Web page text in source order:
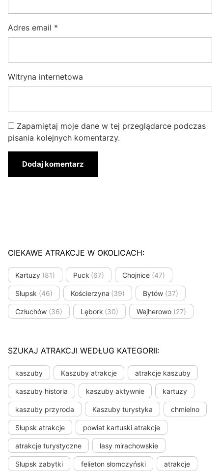
Adres email *
Witryna internetowa
Zapamiętaj moje dane w tej przeglądarce podczas
pisania kolejnych komentarzy.
CIEKAWE ATRAKCJE W OKOLICACH:
Kartuzy (81) Puck (67) Chojnice (47)
Słupsk (46) Kościerzyna (39) Bytów (37)
Człuchów (36) Lębork (30) Wejherowo (27)
SZUKAJ ATRAKCJI WEDŁUG KATEGORII:
kaszuby Kaszuby atrakcje atrakcje kaszuby
kaszuby historia kaszuby aktywnie kartuzy
kaszuby przyroda Kaszuby turystyka chmielno
Słupsk atrakcje powiat kartuski atrakcje
atrakcje turystyczne lasy mirachowskie
Słupsk zabytki felieton słomczyński atrakcje